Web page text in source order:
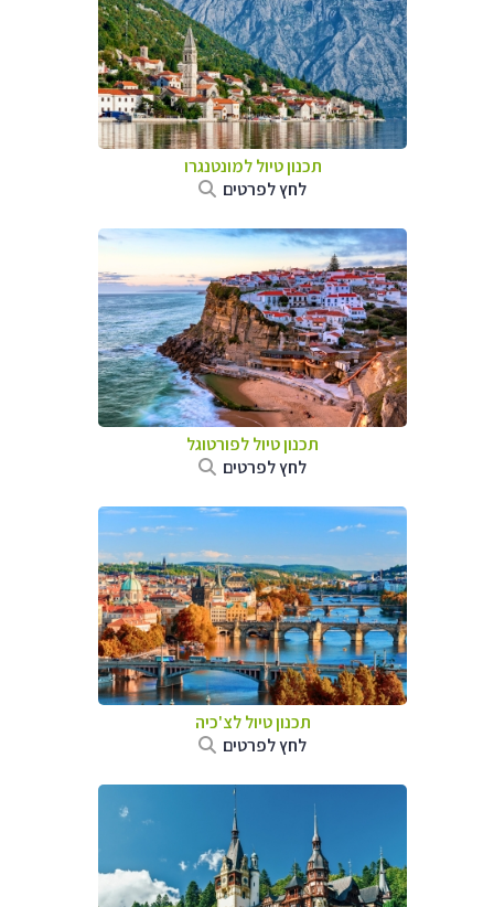
תכנון טיול למונטנגרו
לחץ לפרטים
תכנון טיול לפורטוגל
לחץ לפרטים
תכנון טיול לצ'כיה
לחץ לפרטים